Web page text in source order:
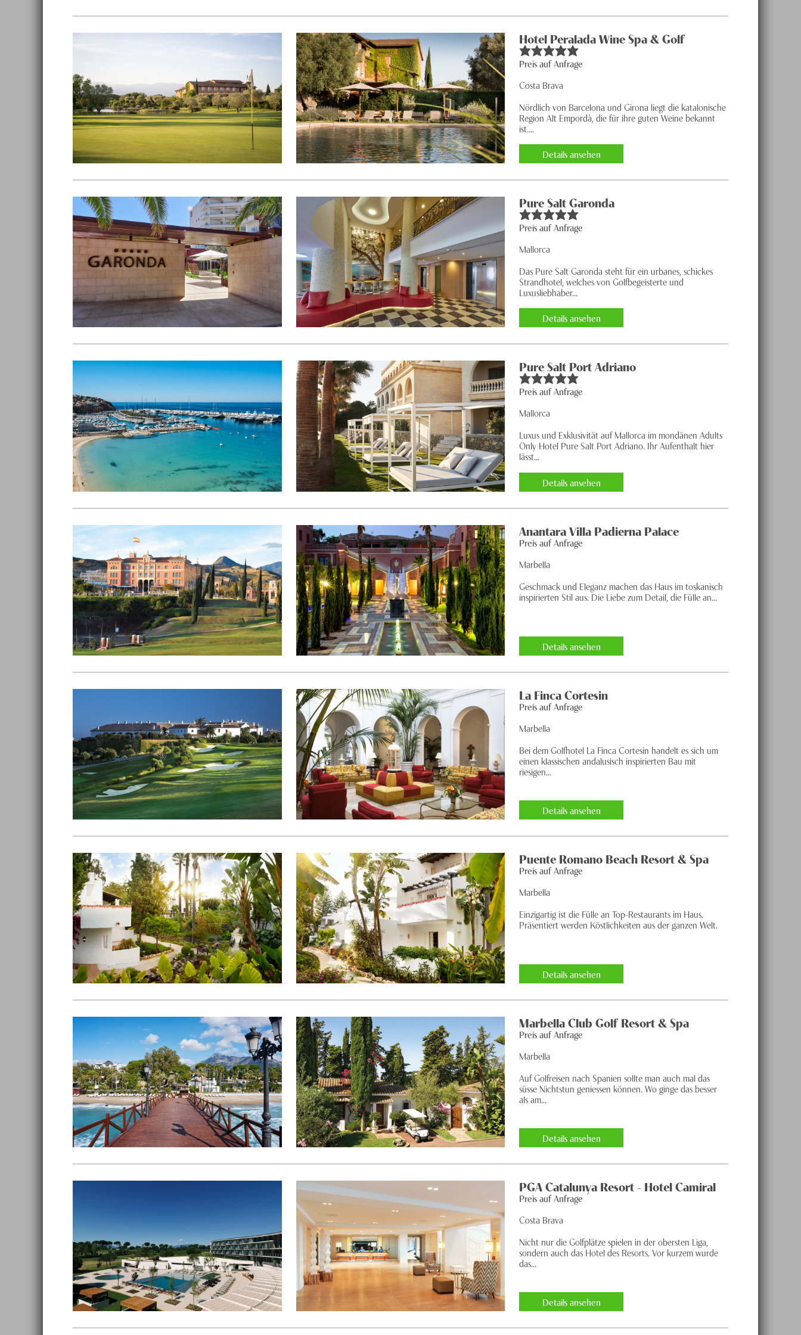
Hotel Peralada Wine Spa & Golf
Preis auf Anfrage
Costa Brava
Nördlich von Barcelona und Girona liegt die katalonische
Region Alt Empordà, die für ihre guten Weine bekannt
ist....
Details ansehen
Pure Salt Garonda
Preis auf Anfrage
Mallorca
Das Pure Salt Garonda steht für ein urbanes, schickes
Strandhotel, welches von Golfbegeisterte und
Luxusliebhaber...
Details ansehen
Pure Salt Port Adriano
Preis auf Anfrage
Mallorca
Luxus und Exklusivität auf Mallorca im mondänen Adults
Only Hotel Pure Salt Port Adriano. Ihr Aufenthalt hier
lässt...
Details ansehen
Anantara Villa Padierna Palace
Preis auf Anfrage
Marbella
Geschmack und Eleganz machen das Haus im toskanisch
inspirierten Stil aus. Die Liebe zum Detail, die Fülle an...
Details ansehen
La Finca Cortesin
Preis auf Anfrage
Marbella
Bei dem Golfhotel La Finca Cortesin handelt es sich um
einen klassischen andalusisch inspirierten Bau mit
riesigen...
Details ansehen
Puente Romano Beach Resort & Spa
Preis auf Anfrage
Marbella
Einzigartig ist die Fülle an Top-Restaurants im Haus.
Präsentiert werden Köstlichkeiten aus der ganzen Welt.
Details ansehen
Marbella Club Golf Resort & Spa
Preis auf Anfrage
Marbella
Auf Golfreisen nach Spanien sollte man auch mal das
süsse Nichtstun geniessen können. Wo ginge das besser
als am...
Details ansehen
PGA Catalunya Resort - Hotel Camiral
Preis auf Anfrage
Costa Brava
Nicht nur die Golfplätze spielen in der obersten Liga,
sondern auch das Hotel des Resorts. Vor kurzem wurde
das...
Details ansehen